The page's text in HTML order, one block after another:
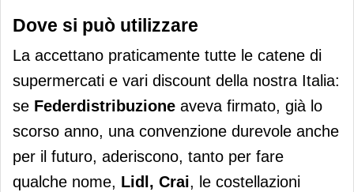
Dove si può utilizzare
La accettano praticamente tutte le catene di
supermercati e vari discount della nostra Italia:
se Federdistribuzione aveva firmato, già lo
scorso anno, una convenzione durevole anche
per il futuro, aderiscono, tanto per fare
qualche nome, Lidl, Crai, le costellazioni